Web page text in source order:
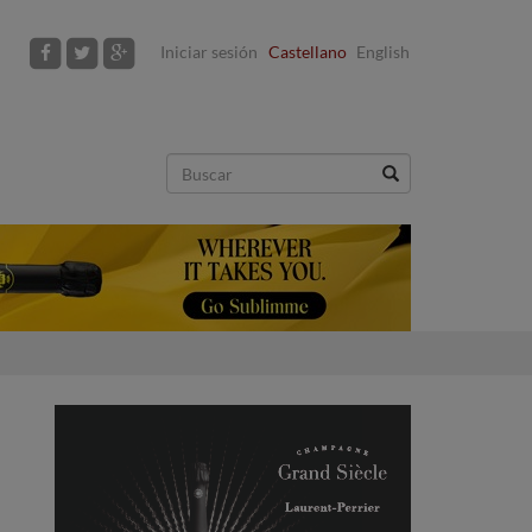
Iniciar sesión Castellano English